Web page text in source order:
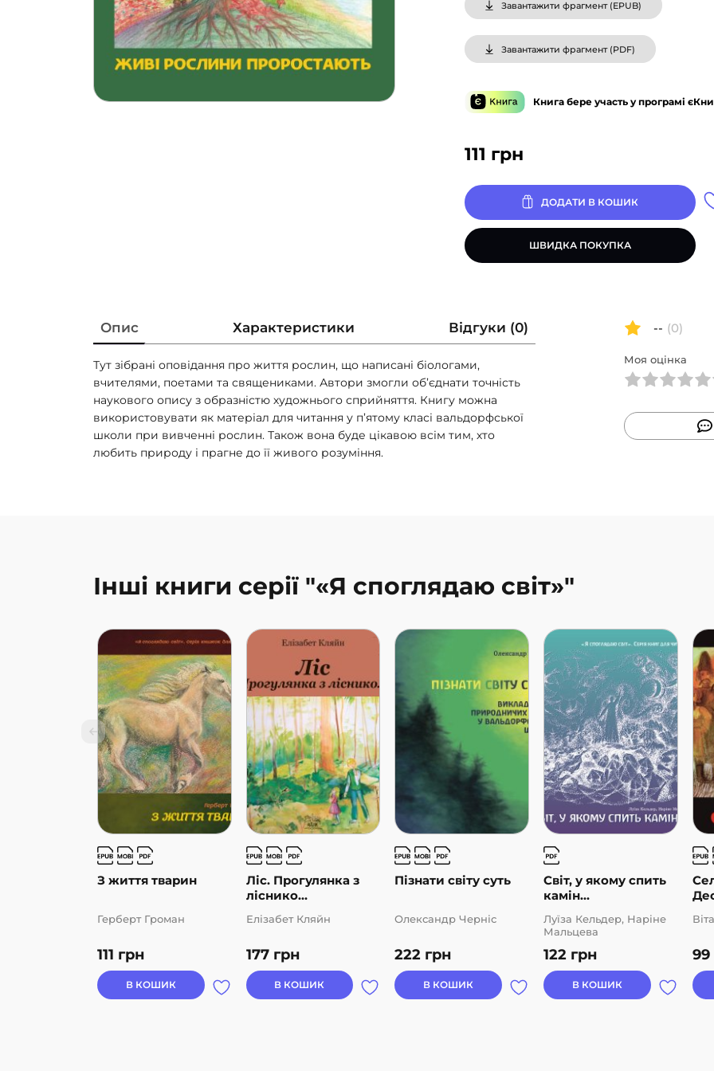
111 грн
Завантажити фрагмент (EPUB)
Завантажити фрагмент (PDF)
Книга бере участь у програмі
ДОДАТИ В КОШИК
ШВИДКА ПОКУПКА
Опис Характеристики Відгуки (0)
Тут зібрані оповідання про життя рослин, що написані біологами,
вчителями, поетами та священиками. Автори змогли об’єднати точність
наукового опису з образністю художнього сприйняття. Книгу можна
використовувати як матеріал для читання у п’ятому класі вальдорфської
школи при вивченні рослин. Також вона буде цікавою всім тим, хто
любить природу і прагне до її живого розуміння.
-- (0)
Моя оцінка
Інші книги серії "«Я споглядаю світ»"
З життя тварин
111 грн
Герберт Громан
В КОШИК
Ліс. Прогулянка з
ліснико...
177 грн
Елізабет Кляйн
В КОШИК
Пізнати світу суть
222 грн
Олександр Черніс
В КОШИК
Світ, у якому спить
камін...
122 грн
Луїза Кельдер, Наріне
Мальцева
В КОШИК
99